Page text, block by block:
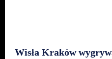
Wisła Kraków